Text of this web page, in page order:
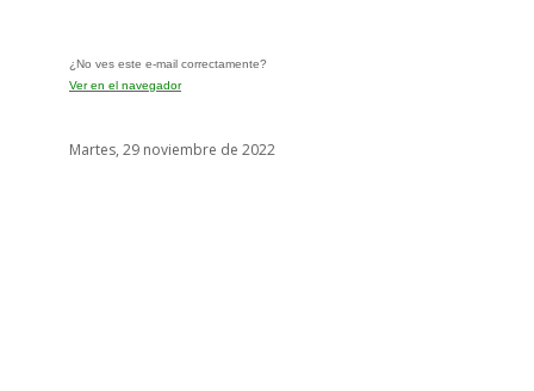
¿No ves este e-mail correctamente?
Ver en el navegador
Martes, 29 noviembre de 2022